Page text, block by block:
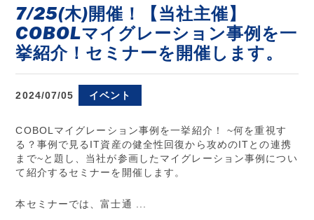
7/25(木)開催！【当社主催】
COBOLマイグレーション事例を一
挙紹介！セミナーを開催します。
2024/07/05 イベント
COBOLマイグレーション事例を一挙紹介！ ~何を重視す
る？事例で見るIT資産の健全性回復から攻めのITとの連携
まで~と題し、当社が参画したマイグレーション事例につい
て紹介するセミナーを開催します。
本セミナーでは、富士通 ...